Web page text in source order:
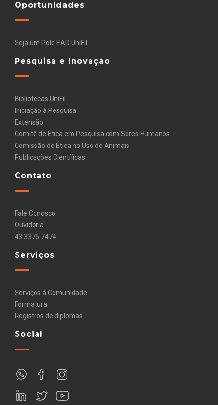
Oportunidades
Seja um Polo EAD UniFil
Pesquisa e Inovação
Bibliotecas UniFil
Iniciação à Pesquisa
Extensão
Comitê de Ética em Pesquisa com Seres Humanos
Comissão de Ética no Uso de Animais
Publicações Científicas
Contato
Fale Conosco
Ouvidoria
43 3375 7474
Serviços
Serviços à Comunidade
Formatura
Registros de diplomas
Social